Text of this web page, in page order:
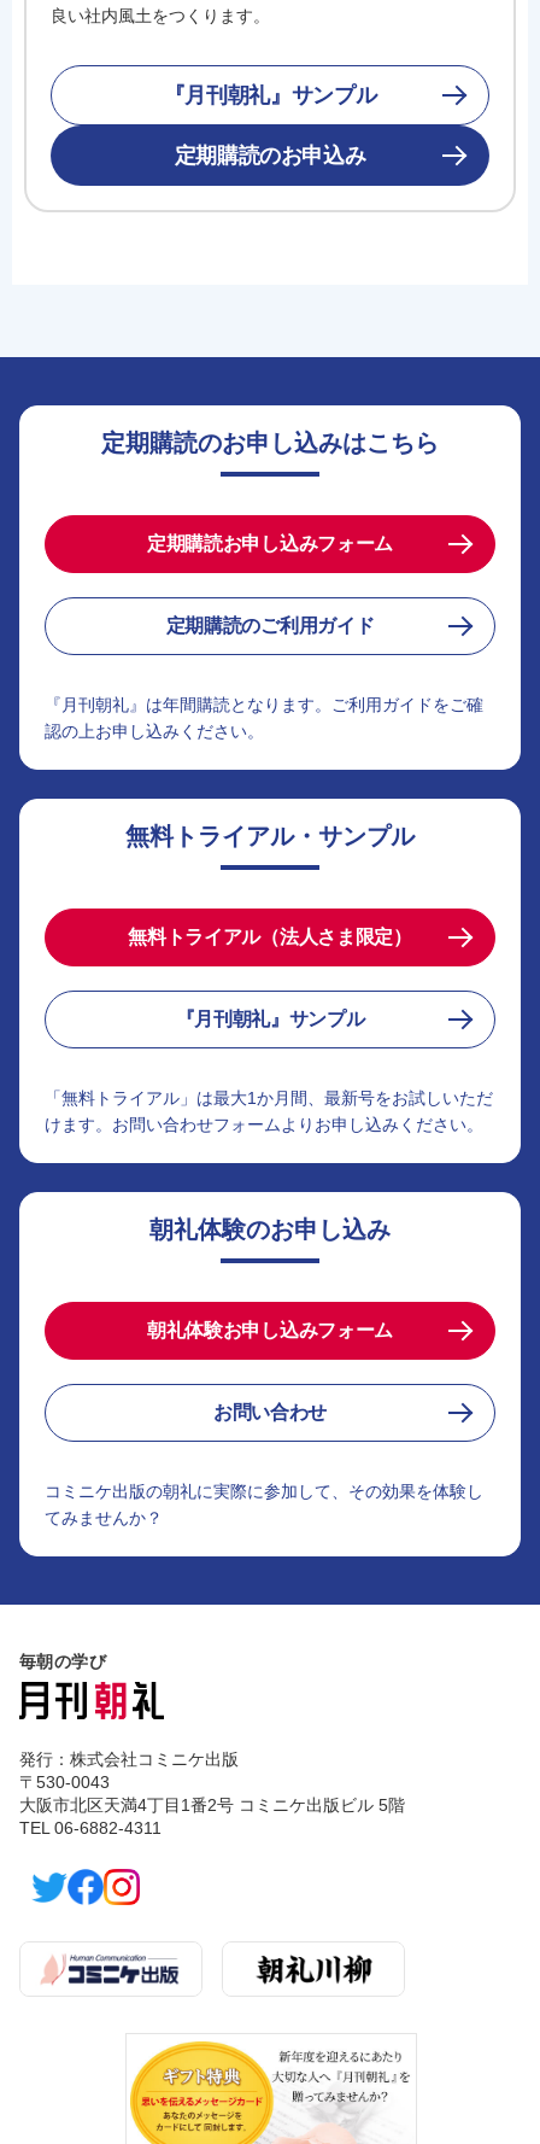
良い社内風土をつくります。
『月刊朝礼』サンプル
定期購読のお申込み
定期購読のお申し込みはこちら
定期購読お申し込みフォーム
定期購読のご利用ガイド
『月刊朝礼』は年間購読となります。ご利用ガイドをご確
認の上お申し込みください。
無料トライアル・サンプル
無料トライアル（法人さま限定）
『月刊朝礼』サンプル
「無料トライアル」は最大1か月間、最新号をお試しいただ
けます。お問い合わせフォームよりお申し込みください。
朝礼体験のお申し込み
朝礼体験お申し込みフォーム
お問い合わせ
コミニケ出版の朝礼に実際に参加して、その効果を体験し
てみませんか？
毎朝の学び
発行：株式会社コミニケ出版
〒530-0043
大阪市北区天満4丁目1番2号 コミニケ出版ビル 5階
TEL 06-6882-4311